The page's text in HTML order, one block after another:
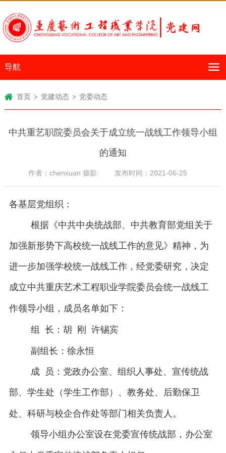
首页 党建动态 党委动态
中共重艺职院委员会关于成立统一战线工作领导小组
的通知
作者：chenxuan 摄影: 发布时间：2021-06-25
各基层党组织：
根据《中共中央统战部、中共教育部党组关于
加强新形势下高校统一战线工作的意见》精神，为
进一步加强学校统一战线工作，经党委研究，决定
成立中共重庆艺术工程职业学院委员会统一战线工
作领导小组，成员名单如下：
组 长：胡 刚 许锡宾
副组长：徐永恒
成 员：党政办公室、组织人事处、宣传统战
部、学生处（学生工作部）、教务处、后勤保卫
处、科研与校企合作处等部门相关负责人。
领导小组办公室设在党委宣传统战部，办公室